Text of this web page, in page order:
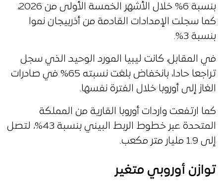
بنسبة 6% خلال الأشهر الخمسة الأولى من 2026،
كما سجلت الإمدادات القادمة من أذربيجان نموا
بنسبة 3%.
في المقابل، كانت ليبيا المورد الوحيد الذي سجل
تراجعا حادا، بانخفاض بلغت نسبته 65% في صادرات
الغاز إلى أوروبا خلال الفترة نفسها.
كما ارتفعت واردات أوروبا القارية من المملكة
المتحدة عبر خطوط الربط البيني بنسبة 43%، لتصل
إلى 1.9 مليار متر مكعب.
توازن أوروبي متغير